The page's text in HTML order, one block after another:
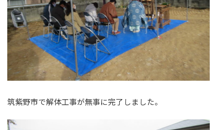
筑紫野市で解体工事が無事に完了しました。